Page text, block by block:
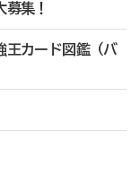
集！
王カード図鑑（バ